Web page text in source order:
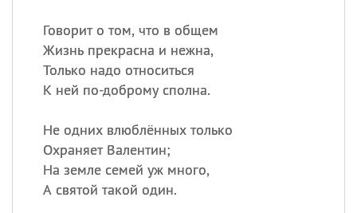
Говорит о том, что в общем
Жизнь прекрасна и нежна,
Только надо относиться
К ней по-доброму сполна.
Не одних влюблённых только
Охраняет Валентин;
На земле семей уж много,
А святой такой один.